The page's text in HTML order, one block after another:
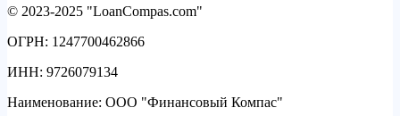
© 2023-2025 "LoanCompas.com"
ОГРН: 1247700462866
ИНН: 9726079134
Наименование: ООО "Финансовый Компас"